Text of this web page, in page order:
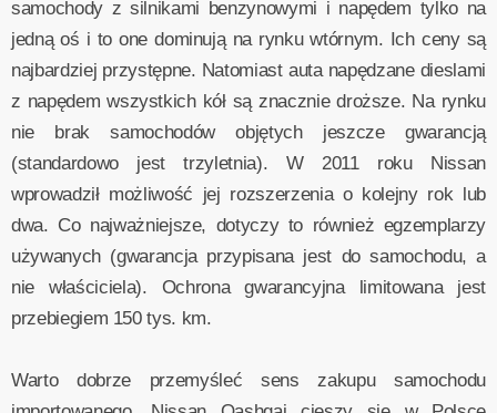
samochody z silnikami benzynowymi i napędem tylko na
jedną oś i to one dominują na rynku wtórnym. Ich ceny są
najbardziej przystępne. Natomiast auta napędzane dieslami
z napędem wszystkich kół są znacznie droższe. Na rynku
nie brak samochodów objętych jeszcze gwarancją
(standardowo jest trzyletnia). W 2011 roku Nissan
wprowadził możliwość jej rozszerzenia o kolejny rok lub
dwa. Co najważniejsze, dotyczy to również egzemplarzy
używanych (gwarancja przypisana jest do samochodu, a
nie właściciela). Ochrona gwarancyjna limitowana jest
przebiegiem 150 tys. km.
Warto dobrze przemyśleć sens zakupu samochodu